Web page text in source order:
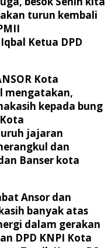
turun kembali
Ketua DPD
Kota
mengatakan,
kepada bung
jajaran
dan
Banser kota
Ansor dan
banyak atas
dalam gerakan
DPD KNPI Kota